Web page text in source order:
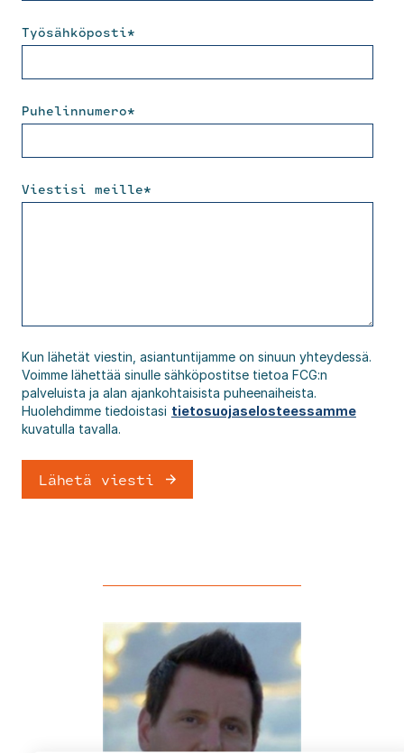
Työsähköposti*
Puhelinnumero*
Viestisi meille*
Kun lähetät viestin, asiantuntijamme on sinuun yhteydessä.
Voimme lähettää sinulle sähköpostitse tietoa FCG:n
palveluista ja alan ajankohtaisista puheenaiheista.
Huolehdimme tiedoistasi tietosuojaselosteessamme
kuvatulla tavalla.